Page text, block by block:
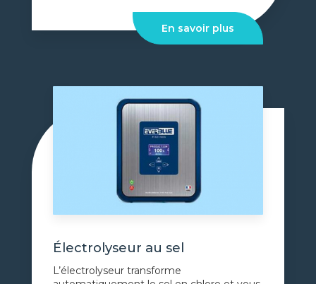
En savoir plus
Électrolyseur au sel
L’électrolyseur transforme